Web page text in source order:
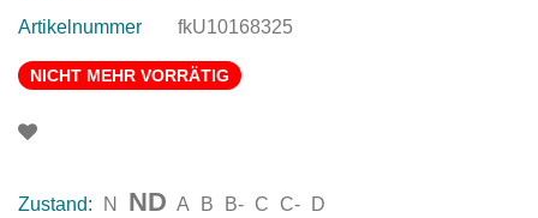
Artikelnummer
fkU10168325
NICHT MEHR VORRÄTIG
Zustand: N ND A B B- C C- D